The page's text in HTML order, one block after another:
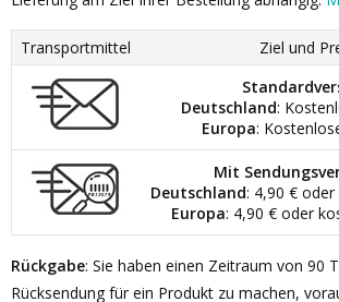
Transportmittel
Ziel und
Deutschland:
Europa:
Mit
Deutschland: 4,90 €
Europa: 4,90 € oder
Rückgabe: Sie haben einen Zeitraum von 90
Rücksendung für ein Produkt zu machen,